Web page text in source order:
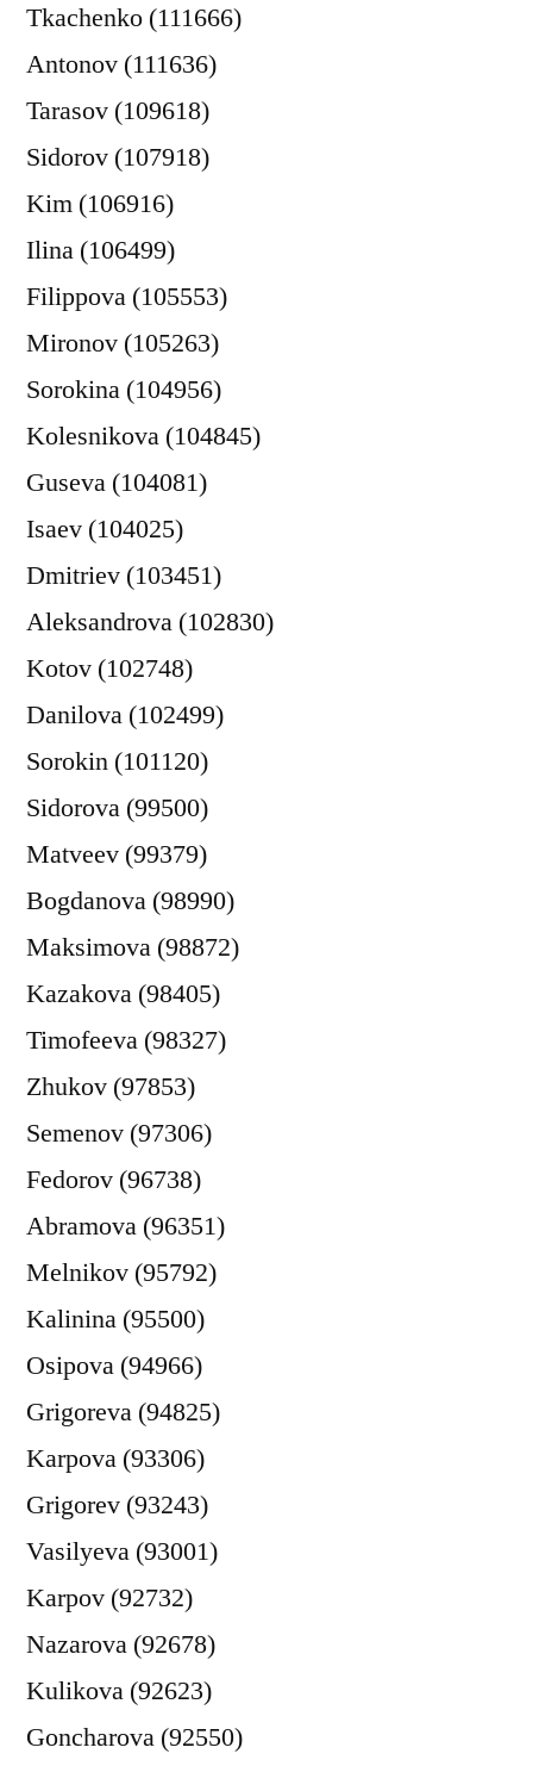
Tkachenko (111666)
Antonov (111636)
Tarasov (109618)
Sidorov (107918)
Kim (106916)
Ilina (106499)
Filippova (105553)
Mironov (105263)
Sorokina (104956)
Kolesnikova (104845)
Guseva (104081)
Isaev (104025)
Dmitriev (103451)
Aleksandrova (102830)
Kotov (102748)
Danilova (102499)
Sorokin (101120)
Sidorova (99500)
Matveev (99379)
Bogdanova (98990)
Maksimova (98872)
Kazakova (98405)
Timofeeva (98327)
Zhukov (97853)
Semenov (97306)
Fedorov (96738)
Abramova (96351)
Melnikov (95792)
Kalinina (95500)
Osipova (94966)
Grigoreva (94825)
Karpova (93306)
Grigorev (93243)
Vasilyeva (93001)
Karpov (92732)
Nazarova (92678)
Kulikova (92623)
Goncharova (92550)